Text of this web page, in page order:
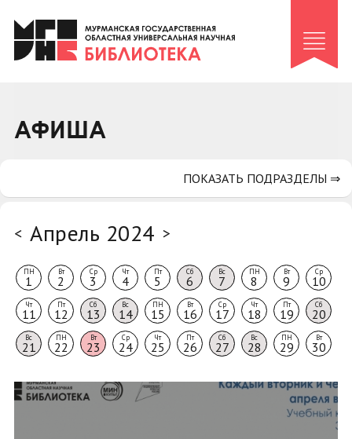
Клуб «Гиря и сельдерей»
Клуб «Семейный архив»
Коллегам
АФИША
< Апрель 2024 >
ПН
1
Вт
2
Ср
3
Чт
4
Пт
5
Сб
6
Вс
7
ПН
8
Вт
9
Ср
10
Чт
11
Пт
12
Сб
13
Вс
14
ПН
15
Вт
16
Ср
17
Чт
18
Пт
19
Сб
20
Вс
21
ПН
22
Вт
23
Ср
24
Чт
25
Пт
26
Сб
27
Вс
28
ПН
29
Вт
30
ПОКАЗАТЬ ПОДРАЗДЕЛЫ ⇒